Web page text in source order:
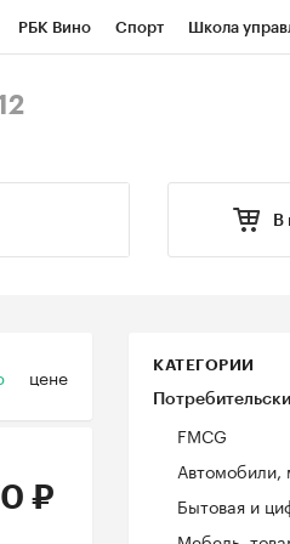
РБК Вино Спорт Школа
В
цене КАТЕГОРИИ
FMCG
Автомобили,
Бытовая и
₽